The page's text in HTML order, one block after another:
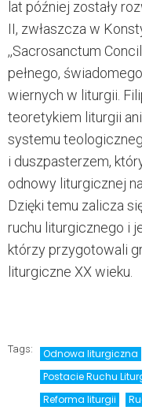
lat później zostały
II, zwłaszcza w
,,Sacrosanctum
pełnego,
wiernych w liturgii.
teoretykiem liturgii
systemu
i duszpasterzem,
odnowy liturgicznej
Dzięki temu zalicza
ruchu liturgicznego i
którzy przygotowali
liturgiczne XX wieku.
Tags: Odnowa liturgiczna
Postacie Ruchu
Reforma liturgii